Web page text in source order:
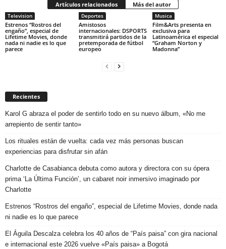
Artículos relacionados Más del autor
Television
Estrenos “Rostros del
engaño”, especial de
Lifetime Movies, donde
nada ni nadie es lo que
parece
Deportes
Amistosos
internacionales: DSPORTS
transmitirá partidos de la
pretemporada de fútbol
europeo
Musica
Film&Arts presenta en
exclusiva para
Latinoamérica el especial
“Graham Norton y
Madonna”
Recientes
Karol G abraza el poder de sentirlo todo en su nuevo álbum, «No me
arrepiento de sentir tanto»
Los rituales están de vuelta: cada vez más personas buscan
experiencias para disfrutar sin afán
Charlotte de Casabianca debuta como autora y directora con su ópera
prima ‘La Última Función’, un cabaret noir inmersivo imaginado por
Charlotte
Estrenos “Rostros del engaño”, especial de Lifetime Movies, donde nada
ni nadie es lo que parece
El Águila Descalza celebra los 40 años de “País paisa” con gira nacional
e internacional este 2026 vuelve «País paisa» a Bogotá